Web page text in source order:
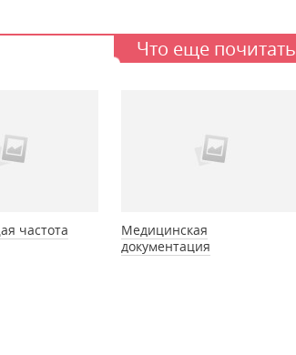
Что еще почитать
частота
Медицинская
документация